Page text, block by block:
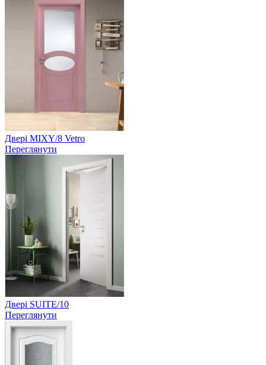
Двері MIXY/8 Vetro
Переглянути
Двері SUITE/10
Переглянути